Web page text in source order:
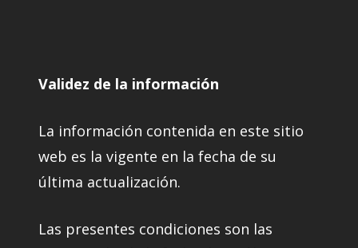
Validez de la información
La información contenida en este sitio
web es la vigente en la fecha de su
última actualización.
Las presentes condiciones son las